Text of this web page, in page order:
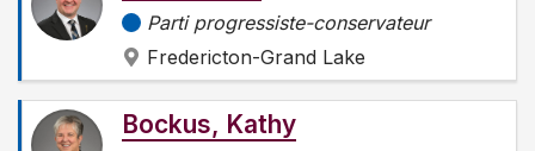
Parti progressiste-conservateur
Fredericton-Grand Lake
Bockus, Kathy